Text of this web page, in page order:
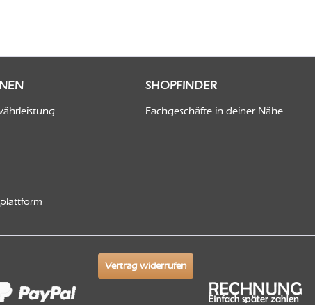
SHOPFINDER
Fachgeschäfte in deiner Nähe
Vertrag widerrufen